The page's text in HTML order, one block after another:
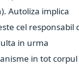
Autoliza implica
cel responsabil
in urma
in tot corpul